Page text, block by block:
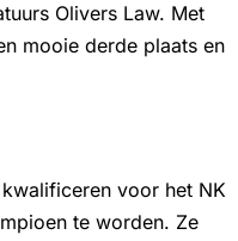
Olivers Law. Met
mooie derde plaats en
voor het NK
te worden. Ze